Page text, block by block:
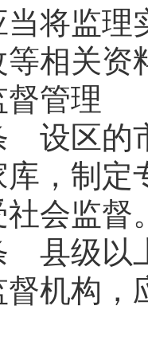
监理
相关资
管理
区的市
，制
会监督
级以上
机构